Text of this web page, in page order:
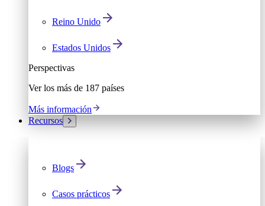
Reino Unido
Estados Unidos
Perspectivas
Ver los más de 187 países
Más información
Recursos
Blogs
Casos prácticos